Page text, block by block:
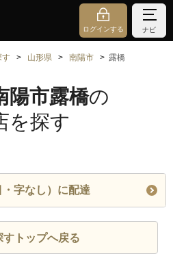
ログインする ナビ
す 山形県 南陽市 露橋
陽市露橋の
を探す
字なし）に配達
すトップへ戻る